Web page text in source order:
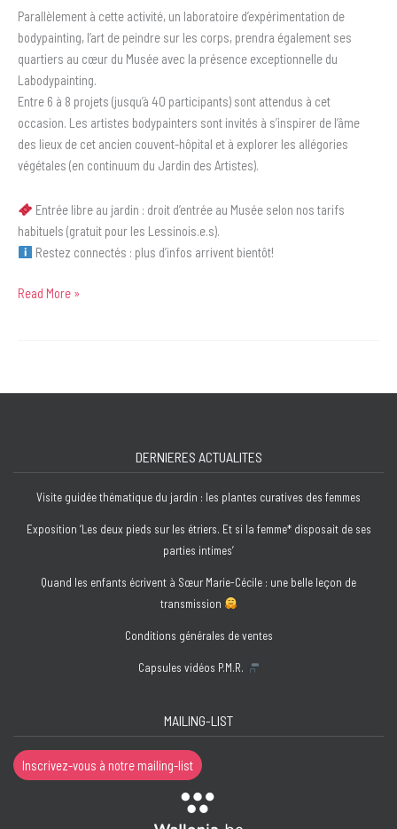
Parallèlement à cette activité, un laboratoire d’expérimentation de
bodypainting, l’art de peindre sur les corps, prendra également ses
quartiers au cœur du Musée avec la présence exceptionnelle du
Labodypainting.
Entre 6 à 8 projets (jusqu’à 40 participants) sont attendus à cet
occasion. Les artistes bodypainters sont invités à s’inspirer de l’âme
des lieux de cet ancien couvent-hôpital et à explorer les allégories
végétales (en continuum du Jardin des Artistes).
Entrée libre au jardin : droit d’entrée au Musée selon nos tarifs
habituels (gratuit pour les Lessinois.e.s).
Restez connectés : plus d’infos arrivent bientôt!
Read More »
DERNIERES ACTUALITES
Visite guidée thématique du jardin : les plantes curatives des femmes
Exposition ‘Les deux pieds sur les étriers. Et si la femme* disposait de ses
parties intimes’
Quand les enfants écrivent à Sœur Marie-Cécile : une belle leçon de
transmission
Conditions générales de ventes
Capsules vidéos P.M.R.
MAILING-LIST
Inscrivez-vous à notre mailing-list